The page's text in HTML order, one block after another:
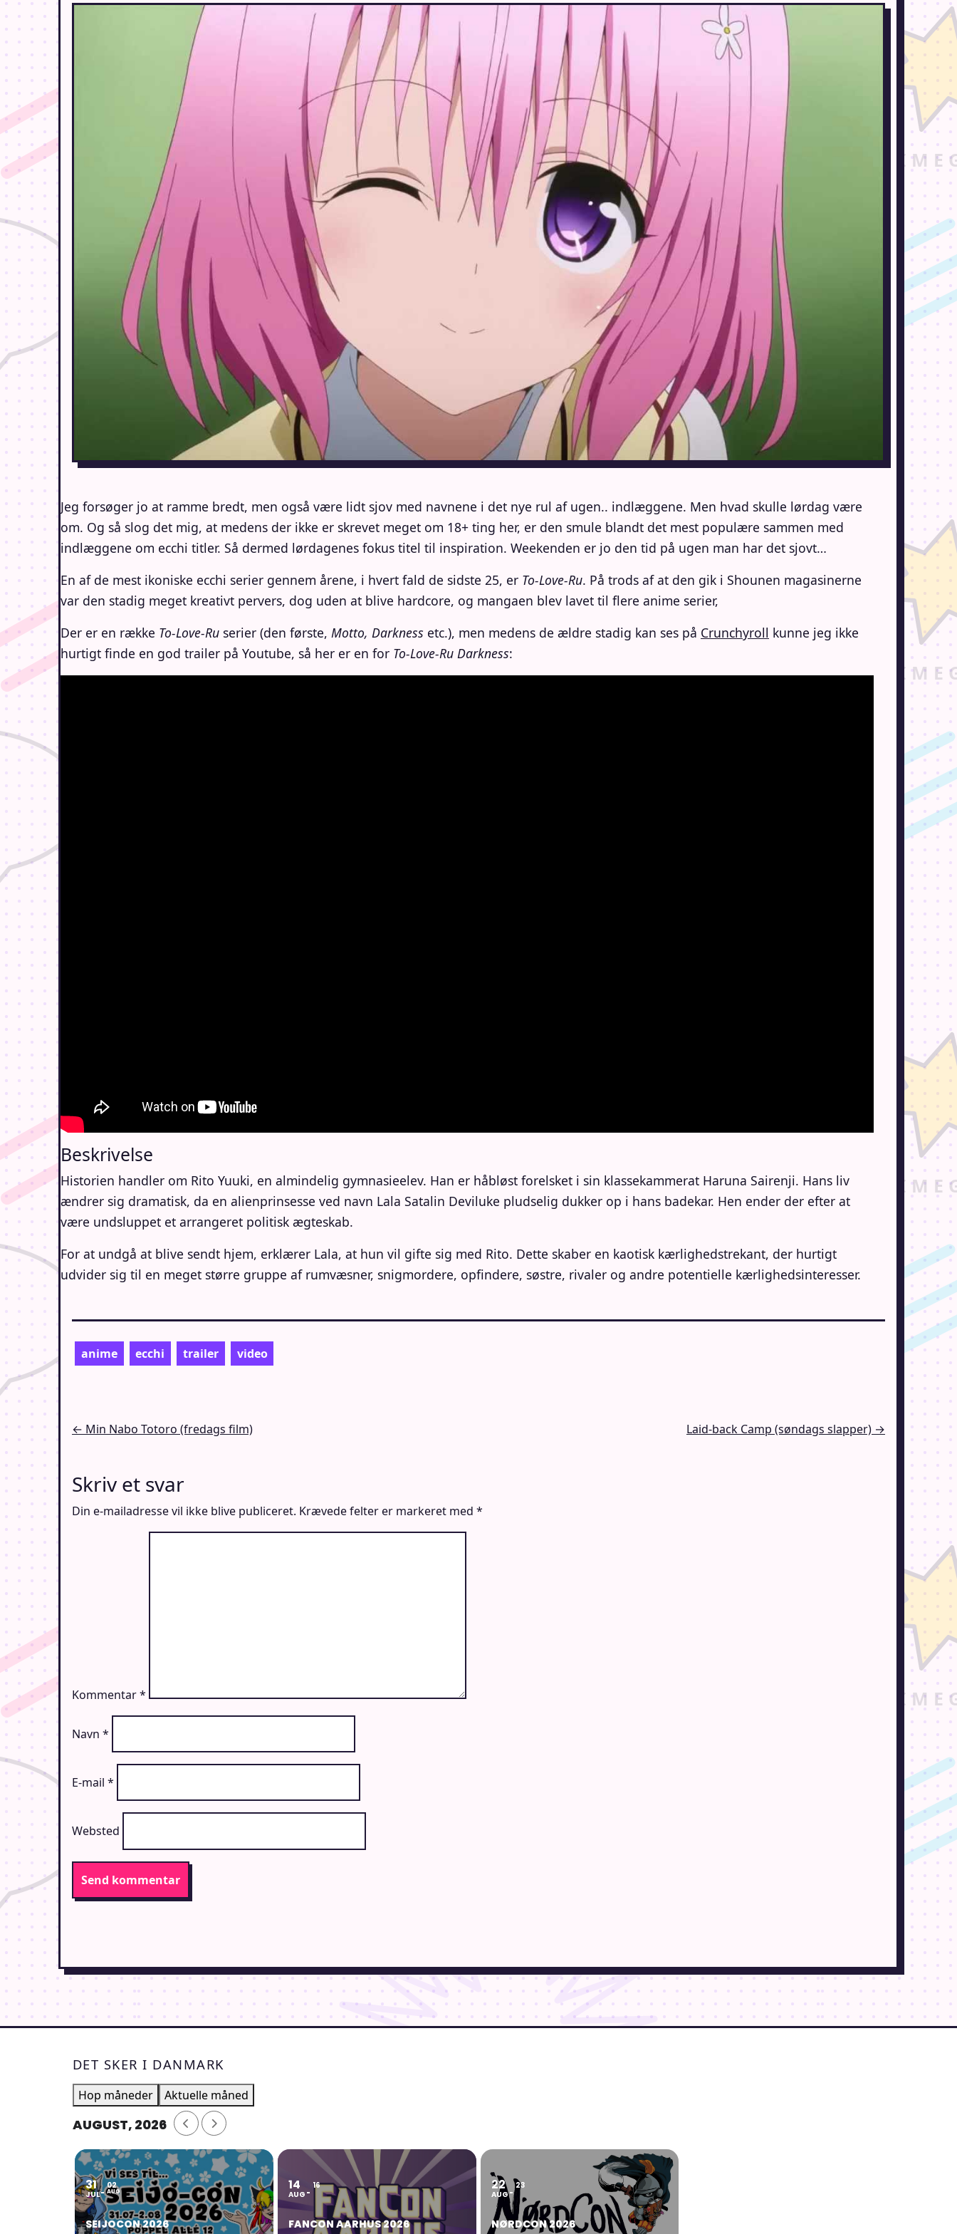
Jeg forsøger jo at ramme bredt, men også være lidt sjov med navnene i det nye rul af ugen.. indlæggene. Men hvad skulle lørdag være
om. Og så slog det mig, at medens der ikke er skrevet meget om 18+ ting her, er den smule blandt det mest populære sammen med
indlæggene om ecchi titler. Så dermed lørdagenes fokus titel til inspiration. Weekenden er jo den tid på ugen man har det sjovt…
En af de mest ikoniske ecchi serier gennem årene, i hvert fald de sidste 25, er To-Love-Ru. På trods af at den gik i Shounen magasinerne
var den stadig meget kreativt pervers, dog uden at blive hardcore, og mangaen blev lavet til flere anime serier,
Der er en række To-Love-Ru serier (den første, Motto, Darkness etc.), men medens de ældre stadig kan ses på Crunchyroll kunne jeg ikke
hurtigt finde en god trailer på Youtube, så her er en for To-Love-Ru Darkness:
Beskrivelse
Historien handler om Rito Yuuki, en almindelig gymnasieelev. Han er håbløst forelsket i sin klassekammerat Haruna Sairenji. Hans liv
ændrer sig dramatisk, da en alienprinsesse ved navn Lala Satalin Deviluke pludselig dukker op i hans badekar. Hen ender der efter at
være undsluppet et arrangeret politisk ægteskab.
For at undgå at blive sendt hjem, erklærer Lala, at hun vil gifte sig med Rito. Dette skaber en kaotisk kærlighedstrekant, der hurtigt
udvider sig til en meget større gruppe af rumvæsner, snigmordere, opfindere, søstre, rivaler og andre potentielle kærlighedsinteresser.
anime ecchi trailer video
Indlægsnavigation
← Min Nabo Totoro (fredags film) Laid-back Camp (søndags slapper) →
Skriv et svar
Din e-mailadresse vil ikke blive publiceret. Krævede felter er markeret med *
Kommentar*
Navn *
E-mail *
Websted
DET SKER I DANMARK
Hop måneder Aktuelle måned
AUGUST, 2026
31
JUL
02
AUG
SEIJOCON 2026
14
AUG
16
FANCON AARHUS 2026
22
AUG
23
NØRDCON 2026